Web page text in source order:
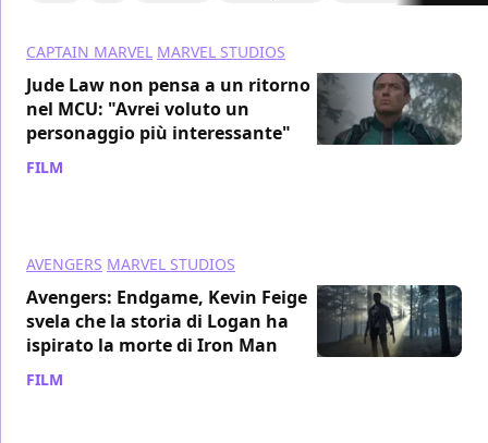
CAPTAIN MARVEL MARVEL STUDIOS
Jude Law non pensa a un ritorno
nel MCU: "Avrei voluto un
personaggio più interessante"
FILM
AVENGERS MARVEL STUDIOS
Avengers: Endgame, Kevin Feige
svela che la storia di Logan ha
ispirato la morte di Iron Man
FILM